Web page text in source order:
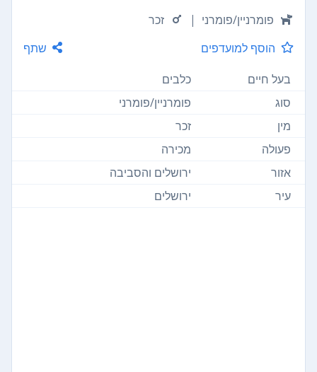
פומרניין/פומרני |
זכר
הוסף למועדפים
שתף
בעל חיים
כלבים
סוג
פומרניין/פומרני
מין
זכר
פעולה
מכירה
אזור
ירושלים והסביבה
עיר
ירושלים